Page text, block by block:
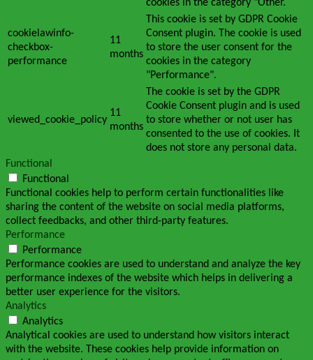
cookies in the category "Other.
cookielawinfo-
checkbox-
performance
11
months
This cookie is set by GDPR Cookie
Consent plugin. The cookie is used
to store the user consent for the
cookies in the category
"Performance".
viewed_cookie_policy
11
months
The cookie is set by the GDPR
Cookie Consent plugin and is used
to store whether or not user has
consented to the use of cookies. It
does not store any personal data.
Functional
Functional
Functional cookies help to perform certain functionalities like
sharing the content of the website on social media platforms,
collect feedbacks, and other third-party features.
Performance
Performance
Performance cookies are used to understand and analyze the key
performance indexes of the website which helps in delivering a
better user experience for the visitors.
Analytics
Analytics
Analytical cookies are used to understand how visitors interact
with the website. These cookies help provide information on